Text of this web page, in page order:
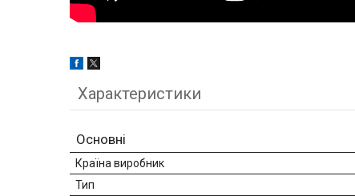
Характеристики
Основні
Країна виробник
Тип